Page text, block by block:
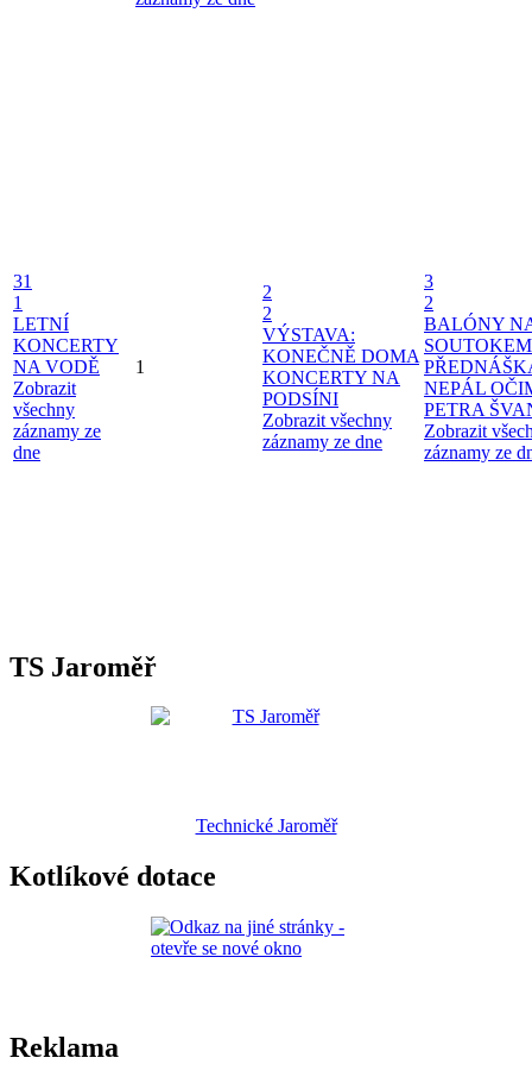
31
1
LETNÍ
KONCERTY
NA VODĚ
Zobrazit
všechny
záznamy ze
dne
1
2
2
VÝSTAVA:
KONEČNĚ DOMA
KONCERTY NA
PODSÍNI
Zobrazit všechny
záznamy ze dne
3
2
BALÓNY
SOUTOKEM
NEPÁL
PETRA
Zobrazit
záznamy ze
TS Jaroměř
Technické Jaroměř
Kotlíkové dotace
Reklama